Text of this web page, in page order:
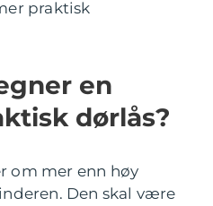
praktisk
en
dørlås?
om mer enn høy
Den skal være